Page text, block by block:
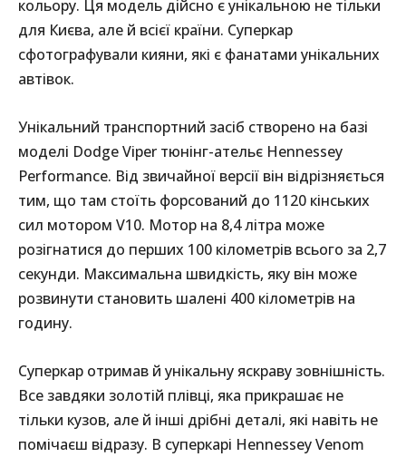
кольору. Ця модель дійсно є унікальною не тільки
для Києва, але й всієї країни. Суперкар
сфотографували кияни, які є фанатами унікальних
автівок.
Унікальний транспортний засіб створено на базі
моделі Dodge Viper тюнінг-ательє Hennessey
Performance. Від звичайної версії він відрізняється
тим, що там стоїть форсований до 1120 кінських
сил мотором V10. Мотор на 8,4 літра може
розігнатися до перших 100 кілометрів всього за 2,7
секунди. Максимальна швидкість, яку він може
розвинути становить шалені 400 кілометрів на
годину.
Суперкар отримав й унікальну яскраву зовнішність.
Все завдяки золотій плівці, яка прикрашає не
тільки кузов, але й інші дрібні деталі, які навіть не
помічаєш відразу. В суперкарі Hennessey Venom